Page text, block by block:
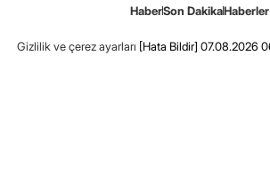
HaberSon DakikaHaberler
Gizlilik ve çerez ayarları [Hata Bildir] 07.08.2026